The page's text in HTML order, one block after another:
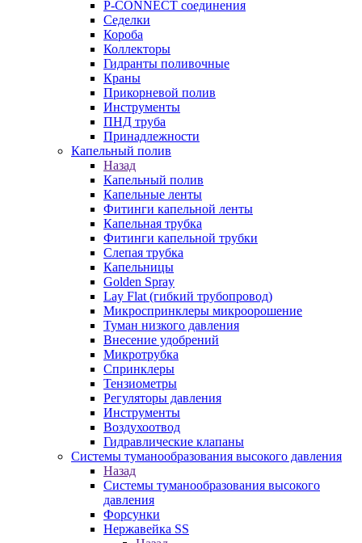
P-CONNECT соединения
Седелки
Короба
Коллекторы
Гидранты поливочные
Краны
Прикорневой полив
Инструменты
ПНД труба
Принадлежности
Капельный полив
Назад
Капельный полив
Капельные ленты
Фитинги капельной ленты
Капельная трубка
Фитинги капельной трубки
Слепая трубка
Капельницы
Golden Spray
Lay Flat (гибкий трубопровод)
Микроспринклеры микроорошение
Туман низкого давления
Внесение удобрений
Микротрубка
Спринклеры
Тензиометры
Регуляторы давления
Инструменты
Воздухоотвод
Гидравлические клапаны
Системы туманообразования высокого давления
Назад
Системы туманообразования высокого
давления
Форсунки
Нержавейка SS